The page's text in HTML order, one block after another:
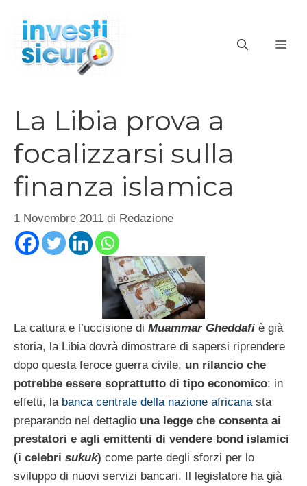
contenuto
La Libia prova a
focalizzarsi sulla
finanza islamica
1 Novembre 2011 di Redazione
La cattura e l’uccisione di Muammar Gheddafi è già
storia, la Libia dovrà dimostrare di sapersi riprendere
dopo questa feroce guerra civile, un rilancio che
potrebbe essere soprattutto di tipo economico: in
effetti, la banca centrale della nazione africanasta
preparando nel dettaglio una legge che consenta ai
prestatori e agli emittenti di vendere bond islamici
(i celebri sukuk) come parte degli sforzi per lo
sviluppo di nuovi servizi bancari. Il legislatore ha già